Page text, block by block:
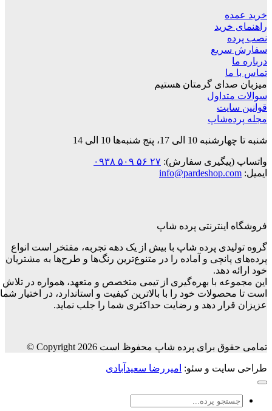
خرید عمده
راهنمای خرید
نصب پرده
سفارش سریع
درباره ما
تماس با ما
میزبان صدای گرمتان هستیم
سوالات متداول
قوانین‌ سایت
مجله پرده‌شاپ
شنبه تا چهارشنبه 10 الی 17، پنج شنبه‌ها 10 الی 14
واتساپ (پیگیری سفارش):۲۷ ۵۶ ۵۰۹ ۰۹۳۸
ایمیل:info@pardeshop.com
فروشگاه اینترنتی پرده شاپ
گروه تولیدی پرده شاپ با بیش از یک دهه تجربه، مفتخر است انواع
پرده‌های پانچی و آماده را در متنوع‌ترین رنگ‌ها و طرح‌ها به مشتریان
خود ارائه دهد.
این مجموعه با بهره‌گیری از تیمی متخصص و متعهد، همواره در تلاش
است تا محصولات خود را با بالاترین کیفیت و استاندارد، در اختیار شما
عزیزان قرار دهد و رضایت حداکثری شما را جلب نماید.
تمامی حقوق برای پرده شاپ محفوظ است Copyright 2026 ©
طراحی سایت و سئو:امیررضا سعیدآبادی
جستجو